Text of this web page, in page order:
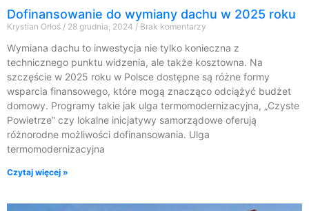
Dofinansowanie do wymiany dachu w 2025 roku
Krystian Orłoś 28 grudnia, 2024 Brak komentarzy
Wymiana dachu to inwestycja nie tylko konieczna z
technicznego punktu widzenia, ale także kosztowna. Na
szczęście w 2025 roku w Polsce dostępne są różne formy
wsparcia finansowego, które mogą znacząco odciążyć budżet
domowy. Programy takie jak ulga termomodernizacyjna, „Czyste
Powietrze” czy lokalne inicjatywy samorządowe oferują
różnorodne możliwości dofinansowania. Ulga
termomodernizacyjna
Czytaj więcej »